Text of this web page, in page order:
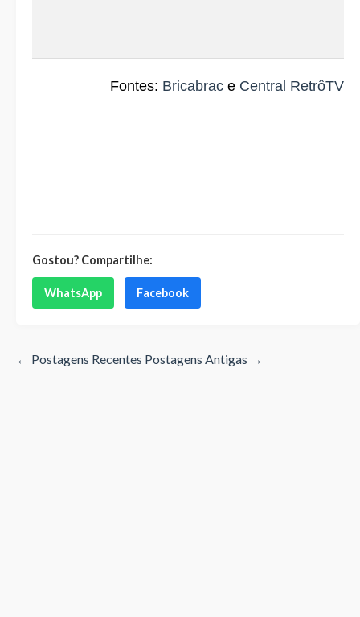
Fontes: Bricabrac e Central RetrôTV
Gostou? Compartilhe:
WhatsApp Facebook
← Postagens Recentes Postagens Antigas →